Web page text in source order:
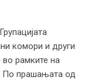
комори и други
рамките на
По прашањата од